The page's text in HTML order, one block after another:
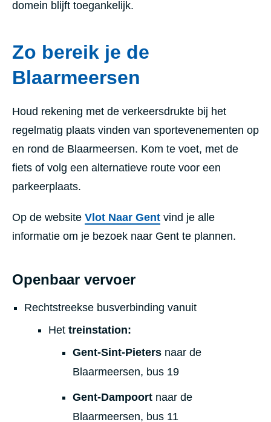
domein blijft toegankelijk.
Zo bereik je de
Blaarmeersen
Houd rekening met de verkeersdrukte bij het
regelmatig plaats vinden van sportevenementen op
en rond de Blaarmeersen. Kom te voet, met de
fiets of volg een alternatieve route voor een
parkeerplaats.
Op de website Vlot Naar Gent vind je alle
informatie om je bezoek naar Gent te plannen.
Openbaar vervoer
Rechtstreekse busverbinding vanuit
Het treinstation:
Gent-Sint-Pieters naar de
Blaarmeersen, bus 19
Gent-Dampoort naar de
Blaarmeersen, bus 11